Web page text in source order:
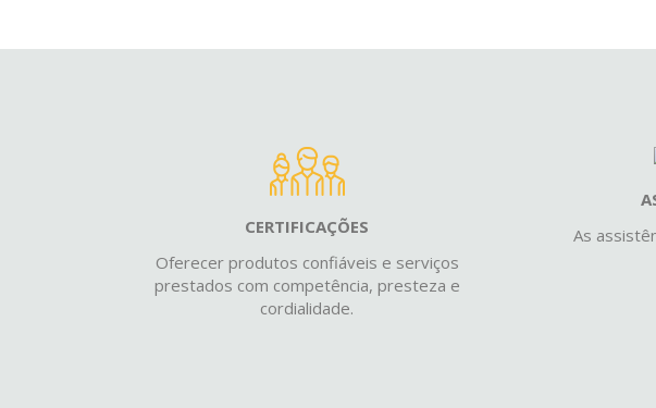
CERTIFICAÇÕES
Oferecer produtos confiáveis e serviços
prestados com competência, presteza e
cordialidade.
As